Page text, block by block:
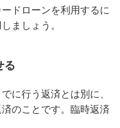
ドローンを利用するに
ましょう。
る
に行う返済とは別に、
のことです。臨時返済